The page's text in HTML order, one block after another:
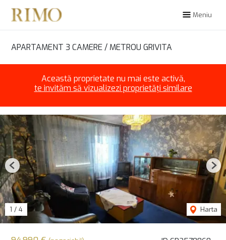
Meniu
APARTAMENT 3 CAMERE / METROU GRIVITA
Această proprietate nu mai este activă,
te invităm să vizualizezi proprietăți similare
1 / 4 Harta
Previous